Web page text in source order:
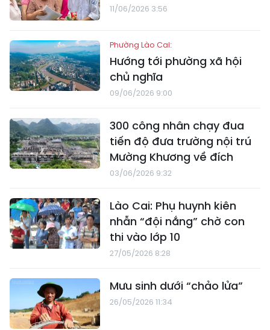
11/06/2026 3:56
Phường Lào Cai:
Hướng tới phường xã hội
chủ nghĩa
09/06/2026 9:00
300 công nhân chạy đua
tiến độ đưa trường nội trú
Mường Khương về đích
03/06/2026 9:32
Lào Cai: Phụ huynh kiên
nhẫn “đội nắng” chờ con
thi vào lớp 10
27/05/2026 8:28
Mưu sinh dưới “chảo lửa”
26/05/2026 11:34